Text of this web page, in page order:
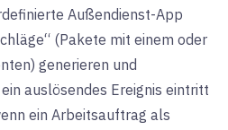
Außendienst-App
(Pakete mit einem oder
generieren und
auslösendes Ereignis eintritt
ein Arbeitsauftrag als